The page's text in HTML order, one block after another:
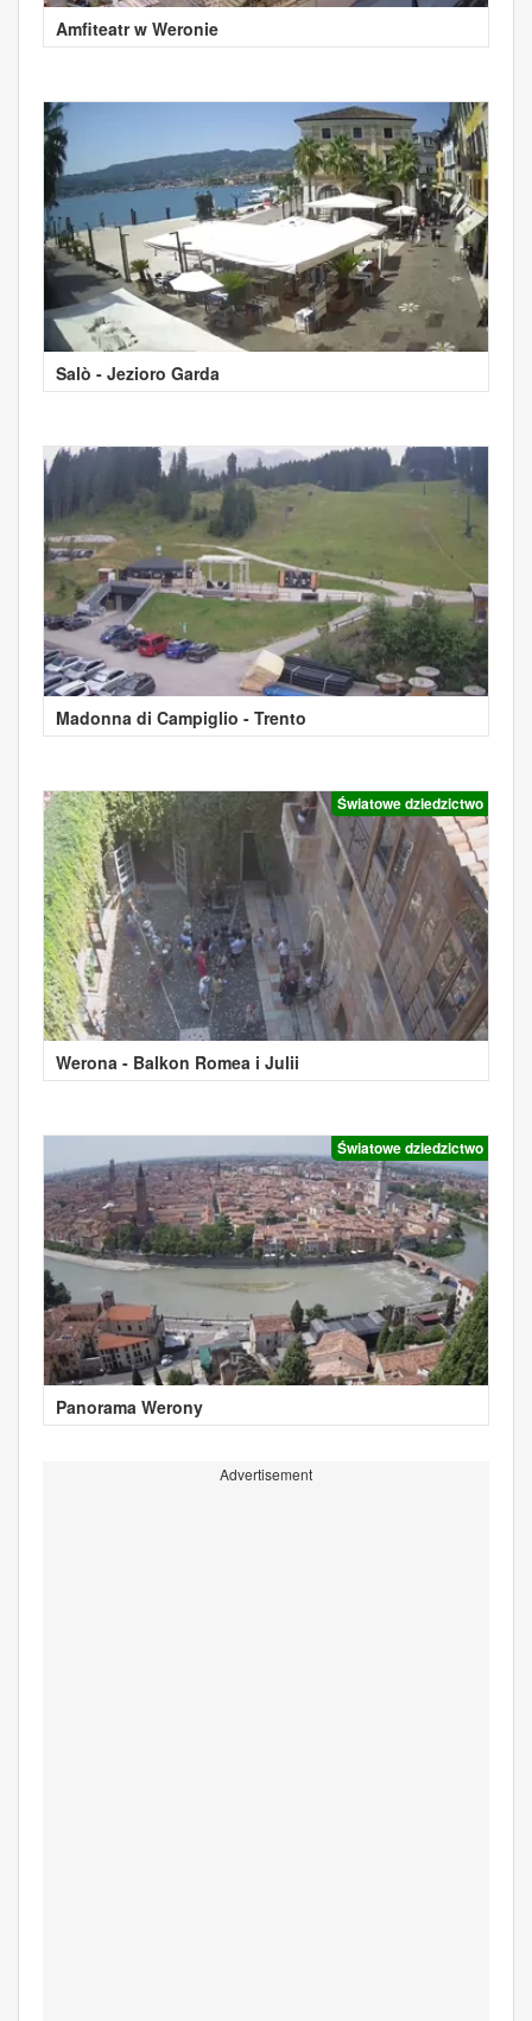
Amfiteatr w Weronie
Salò - Jezioro Garda
Madonna di Campiglio - Trento
Światowe dziedzictwo
Werona - Balkon Romea i Julii
Światowe dziedzictwo
Panorama Werony
Advertisement